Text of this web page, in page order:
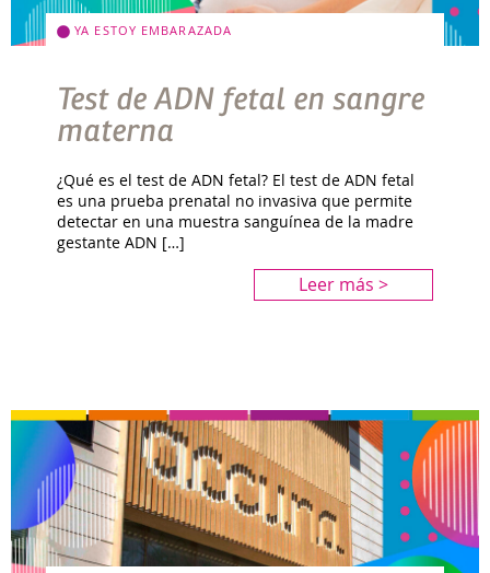
YA ESTOY EMBARAZADA
Test de ADN fetal en sangre
materna
¿Qué es el test de ADN fetal? El test de ADN fetal
es una prueba prenatal no invasiva que permite
detectar en una muestra sanguínea de la madre
gestante ADN […]
Leer más >